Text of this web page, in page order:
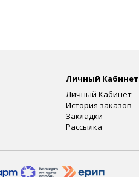
Личный Кабинет
Личный Кабинет
История заказов
Закладки
Рассылка